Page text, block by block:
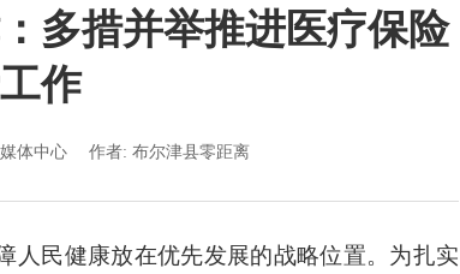
多措并举推进医疗保险
作
体中心 作者: 布尔津县零距离
民健康放在优先发展的战略位置。为扎实